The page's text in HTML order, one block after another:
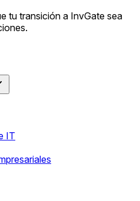
tu transición a InvGate sea
IT